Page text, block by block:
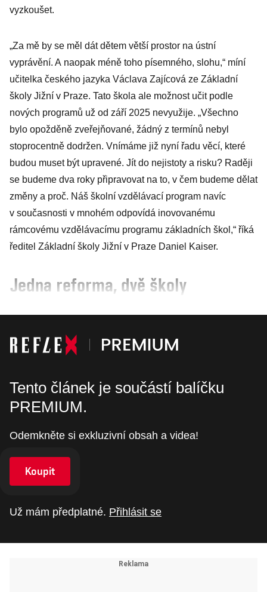
vyzkoušet.
„Za mě by se měl dát dětem větší prostor na ústní
vyprávění. A naopak méně toho písemného, slohu,“ míní
učitelka českého jazyka Václava Zajícová ze Základní
školy Jižní v Praze. Tato škola ale možnost učit podle
nových programů už od září 2025 nevyužije. „Všechno
bylo opožděně zveřejňované, žádný z termínů nebyl
stoprocentně dodržen. Vnímáme již nyní řadu věcí, které
budou muset být upravené. Jít do nejistoty a risku? Raději
se budeme dva roky připravovat na to, v čem budeme dělat
změny a proč. Náš školní vzdělávací program navíc
v současnosti v mnohém odpovídá inovovanému
rámcovému vzdělávacímu programu základních škol,“ říká
ředitel Základní školy Jižní v Praze Daniel Kaiser.
Jedna reforma, dvě školy
Tento článek je součástí balíčku
PREMIUM.
Odemkněte si exkluzivní obsah a videa!
Koupit
Už mám předplatné. Přihlásit se